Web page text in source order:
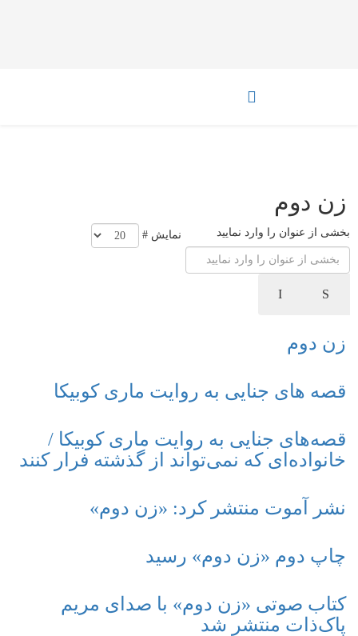
زن دوم
بخشی از عنوان را وارد نمایید نمایش #
زن دوم
قصه های جنایی به روایت ماری کوبیکا
قصه‌های جنایی به روایت ماری کوبیکا /
خانواده‌ای که نمی‌تواند از گذشته فرار کنند
نشر آموت منتشر کرد: «زن دوم»
چاپ دوم «زن دوم» رسید
کتاب صوتی «زن دوم» با صدای مریم
پاک‌ذات منتشر شد